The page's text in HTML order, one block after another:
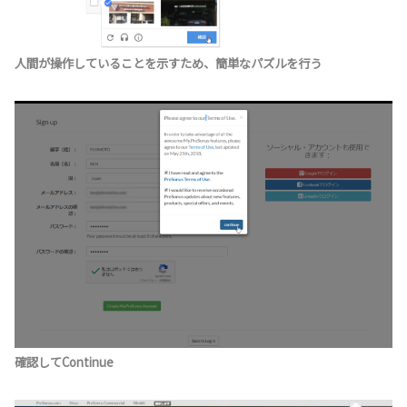
人間が操作していることを示すため、簡単なパズルを行う
確認してContinue